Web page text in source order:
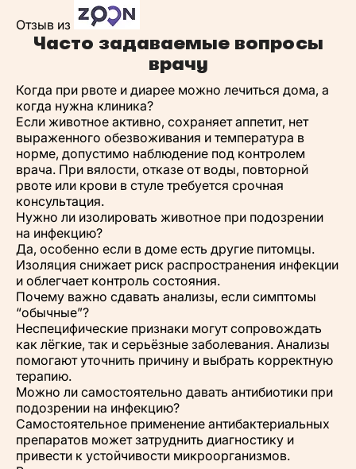
Отзыв из
Часто задаваемые вопросы
врачу
Когда при рвоте и диарее можно лечиться дома, а
когда нужна клиника?
Если животное активно, сохраняет аппетит, нет
выраженного обезвоживания и температура в
норме, допустимо наблюдение под контролем
врача. При вялости, отказе от воды, повторной
рвоте или крови в стуле требуется срочная
консультация.
Нужно ли изолировать животное при подозрении
на инфекцию?
Да, особенно если в доме есть другие питомцы.
Изоляция снижает риск распространения инфекции
и облегчает контроль состояния.
Почему важно сдавать анализы, если симптомы
“обычные”?
Неспецифические признаки могут сопровождать
как лёгкие, так и серьёзные заболевания. Анализы
помогают уточнить причину и выбрать корректную
терапию.
Можно ли самостоятельно давать антибиотики при
подозрении на инфекцию?
Самостоятельное применение антибактериальных
препаратов может затруднить диагностику и
привести к устойчивости микроорганизмов.